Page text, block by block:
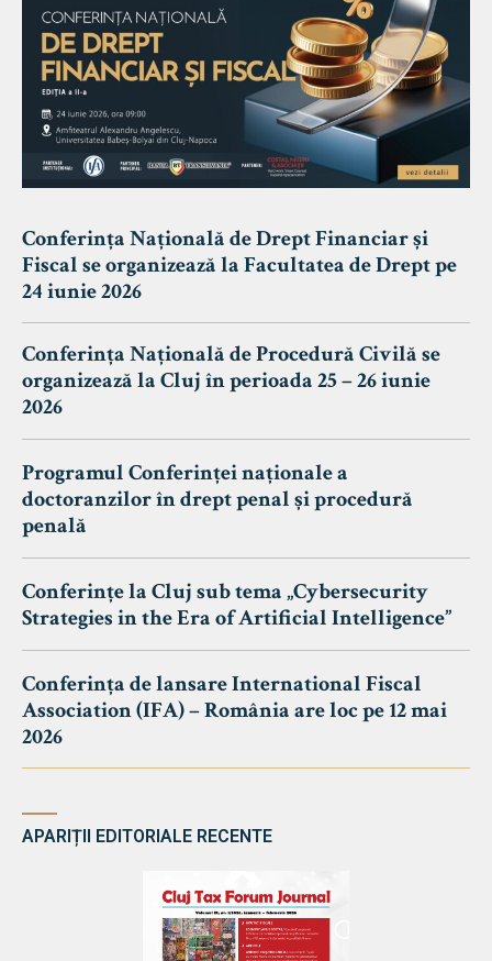
Conferința Națională de Drept Financiar și
Fiscal se organizează la Facultatea de Drept pe
24 iunie 2026
Conferința Națională de Procedură Civilă se
organizează la Cluj în perioada 25 – 26 iunie
2026
Programul Conferinței naționale a
doctoranzilor în drept penal și procedură
penală
Conferințe la Cluj sub tema „Cybersecurity
Strategies in the Era of Artificial Intelligence”
Conferința de lansare International Fiscal
Association (IFA) – România are loc pe 12 mai
2026
APARIȚII EDITORIALE RECENTE